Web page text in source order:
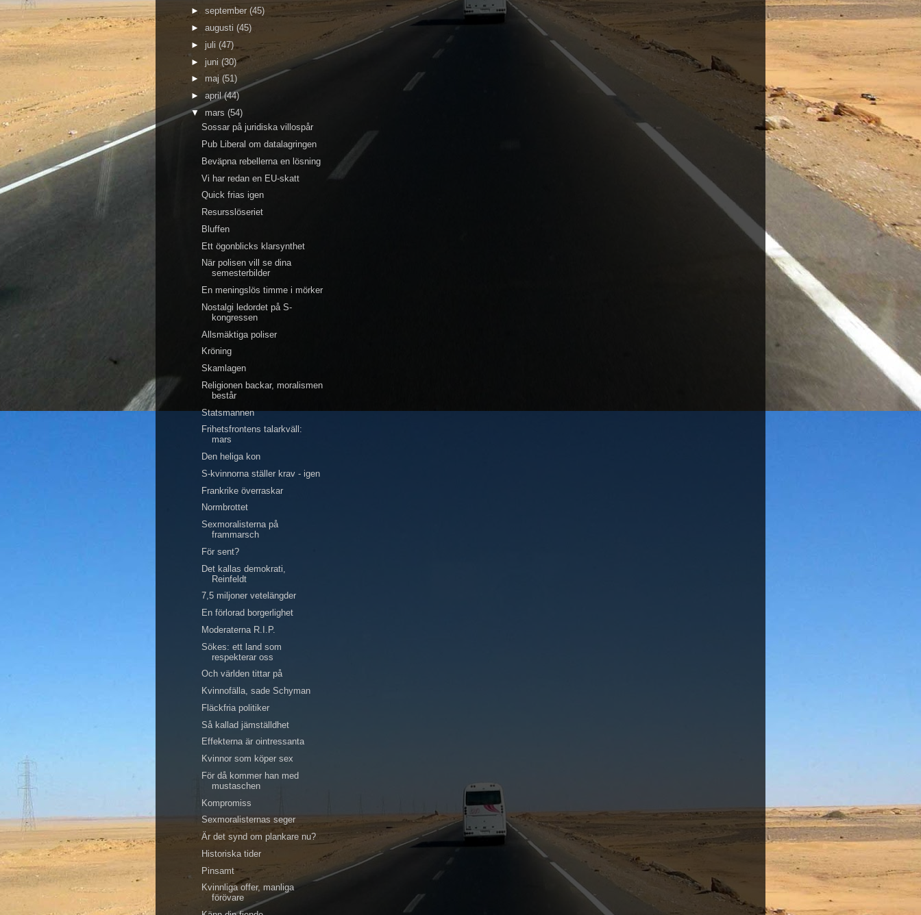
► september (45)
► augusti (45)
► juli (47)
► juni (30)
► maj (51)
► april(44)
▼ mars (54)
Sossar på juridiska villospår
Pub Liberal om datalagringen
Beväpna rebellerna en lösning
Vi har redan en EU-skatt
Quick frias igen
Resursslöseriet
Bluffen
Ett ögonblicks klarsynthet
När polisen vill se dina
semesterbilder
En meningslös timme i mörker
Nostalgi ledordet på S-
kongressen
Allsmäktiga poliser
Kröning
Skamlagen
Religionen backar, moralismen
består
Statsmannen
Frihetsfrontens talarkväll:
mars
Den heliga kon
S-kvinnorna ställer krav - igen
Frankrike överraskar
Normbrottet
Sexmoralisterna på
frammarsch
För sent?
Det kallas demokrati,
Reinfeldt
7,5 miljoner vetelängder
En förlorad borgerlighet
Moderaterna R.I.P.
Sökes: ett land som
respekterar oss
Och världen tittar på
Kvinnofälla, sade Schyman
Fläckfria politiker
Så kallad jämställdhet
Effekterna är ointressanta
Kvinnor som köper sex
För då kommer han med
mustaschen
Kompromiss
Sexmoralisternas seger
Är det synd om plankare nu?
Historiska tider
Pinsamt
Kvinnliga offer, manliga
förövare